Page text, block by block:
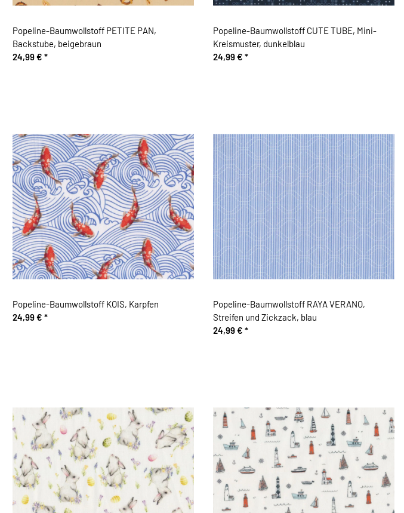
Popeline-Baumwollstoff PETITE PAN,
Backstube, beigebraun
24,99 € *
Popeline-Baumwollstoff CUTE TUBE, Mini-
Kreismuster, dunkelblau
24,99 € *
Popeline-Baumwollstoff KOIS, Karpfen
24,99 € *
Popeline-Baumwollstoff RAYA VERANO,
Streifen und Zickzack, blau
24,99 € *